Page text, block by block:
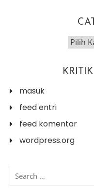
masuk
feed entri
feed komentar
wordpress.org
search
for: